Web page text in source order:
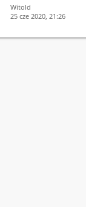
Witold
25 cze 2020, 21:26